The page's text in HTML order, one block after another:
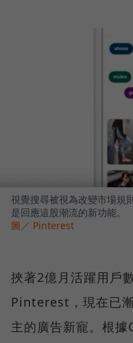
視覺搜尋被視為改變市場規
是回應這股潮流的新功能。
圖／ Pinterest
挾著2億月活躍用戶
Pinterest，現在已
主的廣告新寵。根據